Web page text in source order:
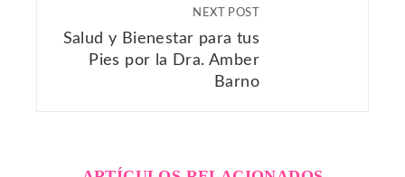
NEXT POST
Salud y Bienestar para tus
Pies por la Dra. Amber
Barno